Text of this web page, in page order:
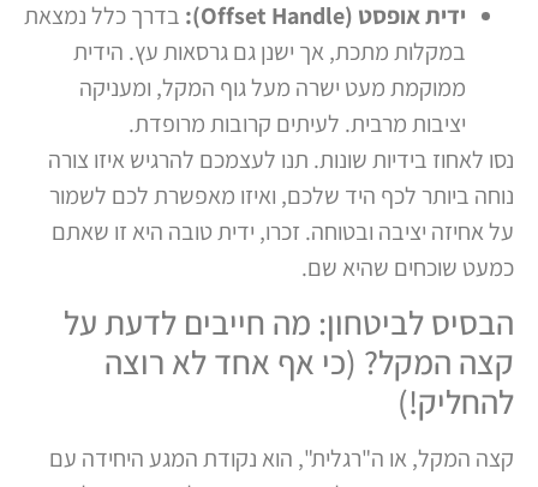
ידית אופסט (Offset Handle):
בדרך כלל נמצאת
במקלות מתכת, אך ישנן גם גרסאות עץ. הידית
ממוקמת מעט ישרה מעל גוף המקל, ומעניקה
יציבות מרבית. לעיתים קרובות מרופדת.
נסו לאחוז בידיות שונות. תנו לעצמכם להרגיש איזו צורה
נוחה ביותר לכף היד שלכם, ואיזו מאפשרת לכם לשמור
על אחיזה יציבה ובטוחה. זכרו, ידית טובה היא זו שאתם
כמעט שוכחים שהיא שם.
הבסיס לביטחון: מה חייבים לדעת על
קצה המקל? (כי אף אחד לא רוצה
להחליק!)
קצה המקל, או ה"רגלית", הוא נקודת המגע היחידה עם